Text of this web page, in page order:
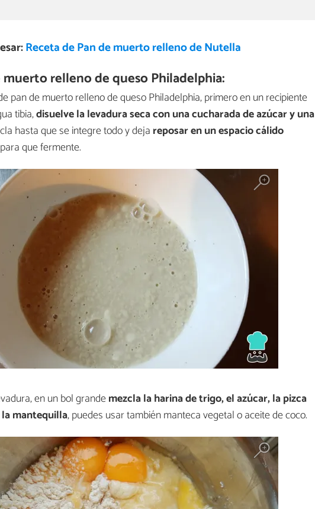
Receta de Pan de muerto relleno de Nutella
muerto relleno de queso Philadelphia:
pan de muerto relleno de queso Philadelphia, primero en un recipiente
tibia,disuelve la levadura seca con una cucharada de azúcar y una
hasta que se integre todo y deja reposar en un espacio cálido
para que fermente.
en un bol grandemezcla la harina de trigo, el azúcar, la pizca
mantequilla, puedes usar también manteca vegetal o aceite de coco.